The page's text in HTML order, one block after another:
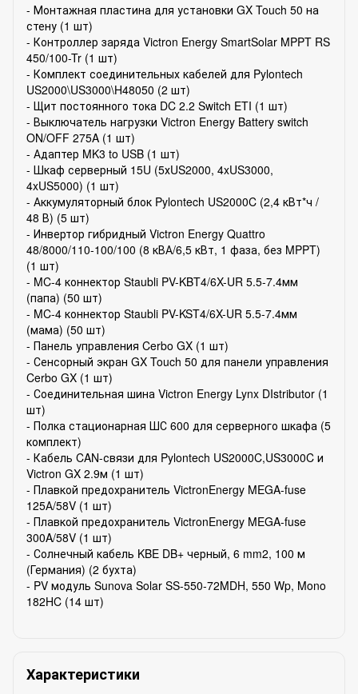
- Монтажная пластина для установки GX Touch 50 на
стену (1 шт)
- Контроллер заряда Victron Energy SmartSolar MPPT RS
450/100-Tr (1 шт)
- Комплект соединительных кабелей для Pylontech
US2000\US3000\H48050 (2 шт)
- Щит постоянного тока DC 2.2 Switch ETI (1 шт)
- Выключатель нагрузки Victron Energy Battery switch
ON/OFF 275A (1 шт)
- Адаптер MK3 to USB (1 шт)
- Шкаф серверный 15U (5хUS2000, 4xUS3000,
4xUS5000) (1 шт)
- Аккумуляторный блок Pylontech US2000C (2,4 кВт*ч /
48 В) (5 шт)
- Инвертор гибридный Victron Energy Quattro
48/8000/110-100/100 (8 кВА/6,5 кВт, 1 фаза, без MPPT)
(1 шт)
- MC-4 коннектор Staubli PV-KBT4/6X-UR 5.5-7.4мм
(папа) (50 шт)
- MC-4 коннектор Staubli PV-KST4/6X-UR 5.5-7.4мм
(мама) (50 шт)
- Панель управления Cerbo GX (1 шт)
- Сенсорный экран GX Touch 50 для панели управления
Cerbo GX (1 шт)
- Соединительная шина Victron Energy Lynx DIstributor (1
шт)
- Полка стационарная ШС 600 для серверного шкафа (5
комплект)
- Кабель CAN-связи для Pylontech US2000C,US3000C и
Victron GX 2.9м (1 шт)
- Плавкой предохранитель VictronEnergy MEGA-fuse
125А/58V (1 шт)
- Плавкой предохранитель VictronEnergy MEGA-fuse
300A/58V (1 шт)
- Солнечный кабель KBE DB+ черный, 6 mm2, 100 м
(Германия) (2 бухта)
- PV модуль Sunova Solar SS-550-72MDH, 550 Wp, Mono
182HC (14 шт)
Характеристики